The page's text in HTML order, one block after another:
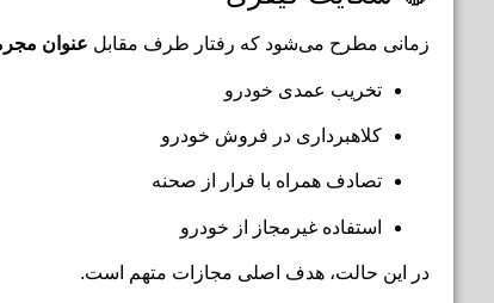
زمانی مطرح می‌شود که رفتار طرف مقابل عنوان
تخریب عمدی خودرو
کلاهبرداری در فروش خودرو
تصادف همراه با فرار از صحنه
استفاده غیرمجاز از خودرو
در این حالت، هدف اصلی مجازات متهم است.